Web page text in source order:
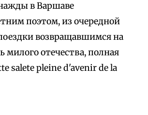
в Варшаве
поэтом, из очередной
возвращавшимся на
милого отечества, полная
salete pleine d'avenir de la